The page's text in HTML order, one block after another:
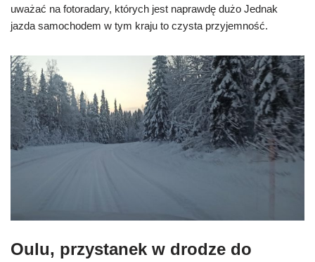
uważać na fotoradary, których jest naprawdę dużo Jednak
jazda samochodem w tym kraju to czysta przyjemność.
Oulu, przystanek w drodze do